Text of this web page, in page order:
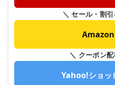
＼ セール・割
＼ クーポン
Yahoo!ショッ